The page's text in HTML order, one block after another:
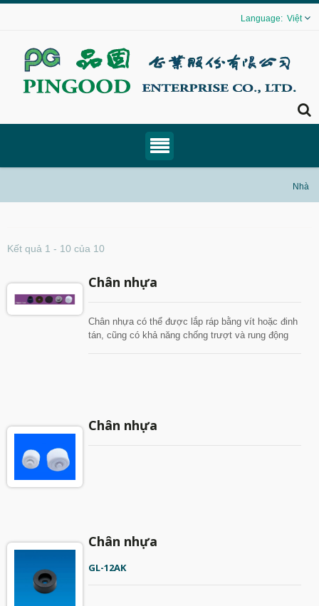
Việt
Nhà
Kết quả 1 - 10 của 10
Chân nhựa
Chân nhựa có thể được lắp ráp bằng vít hoặc đinh
tán, cũng có khả năng chống trượt và rung động
Chân nhựa
Chân nhựa
GL-12AK